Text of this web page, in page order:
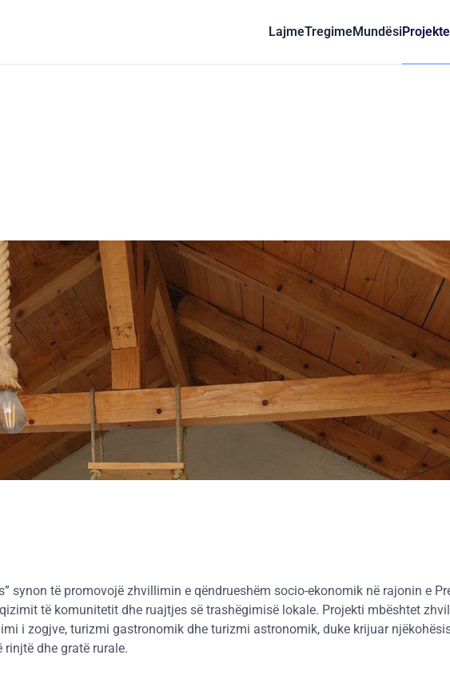
LajmeTregimeMundësi
synon të promovojë zhvillimin e qëndrueshëm socio-ekonomik në rajonin e
të komunitetit dhe ruajtjes së trashëgimisë lokale. Projekti mbështet
i zogjve, turizmi gastronomik dhe turizmi astronomik, duke krijuar
dhe gratë rurale.